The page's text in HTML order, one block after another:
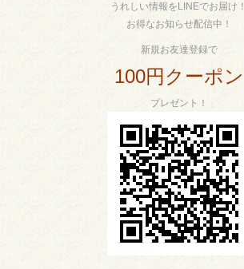
うれしい情報をLINEでお届け！
お得なお知らせ配信中！
新規お友達登録で
100円クーポン
プレゼント！